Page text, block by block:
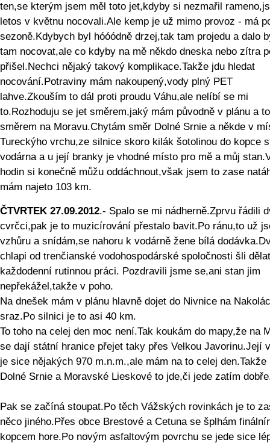
ten,se kterým jsem měl toto jet,kdyby si nezmařil
letos v květnu nocovali.Ale kemp je už mimo provoz - má
sezoně.Kdybych byl hóóódně drzej,tak tam projedu a dalo
tam nocovat,ale co kdyby na mě někdo dneska nebo zítra
přišel.Nechci nějaký takový komplikace.Takže jdu hledat
nocování.Potraviny mám nakoupený,vody plný PET
lahve.Zkouším to dál proti proudu Váhu,ale nelíbí se mi
to.Rozhoduju se jet směrem,jaký mám původně v plánu a
směrem na Moravu.Chytám směr Dolné Srnie a někde v
Tureckýho vrchu,ze silnice skoro kilák šotolinou do kopce
vodárna a u její branky je vhodné místo pro mě a můj
hodin si konečně můžu oddáchnout,však jsem to zase
mám najeto 103 km.
ČTVRTEK 27.09.2012.- Spalo se mi nádherně.Zprvu řádili
cvrčci,pak je to muzicírování přestalo bavit.Po ránu,to už
vzhůru a snídám,se nahoru k vodárně žene bílá
chlapi od trenčianské vodohospodárské spoločnosti šli
každodenní rutinnou práci. Pozdravili jsme se,ani stan jim
nepřekážel,takže v poho.
Na dnešek mám v plánu hlavně dojet do Nivnice na
sraz.Po silnici je to asi 40 km.
To toho na celej den moc není.Tak koukám do mapy,že na
se dají státní hranice přejet taky přes Velkou Javorinu.Její
je sice nějakých 970 m.n.m.,ale mám na to celej den.Takže
Dolné Srnie a Moravské Lieskové to jde,či jede zatím
Pak se začíná stoupat.Po těch Vážských rovinkách je to
něco jiného.Přes obce Brestové a Cetuna se šplhám
kopcem hore.Po novým asfaltovým povrchu se jede sice